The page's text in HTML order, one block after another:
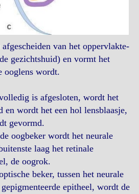
van het oppervlakte-
gezichtshuid) en vormt het
ooglens wordt.
is afgesloten, wordt het
en wordt het een hol lensblaasje,
gevormd.
oogbeker wordt het neurale
laag het retinale
de oogrok.
beker, tussen het neurale
epitheel, wordt de